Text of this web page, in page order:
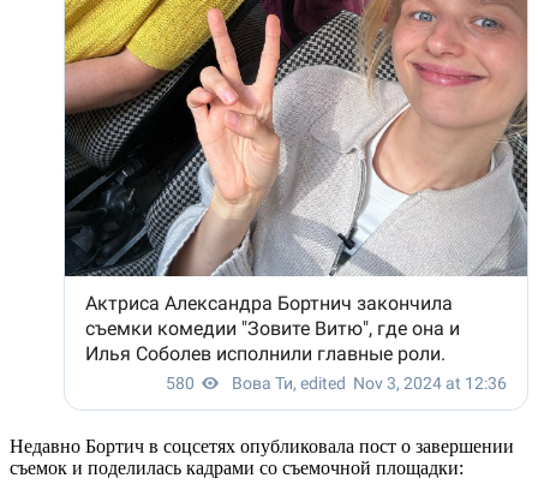
Недавно Бортич в соцсетях опубликовала пост о завершении
съемок и поделилась кадрами со съемочной площадки: